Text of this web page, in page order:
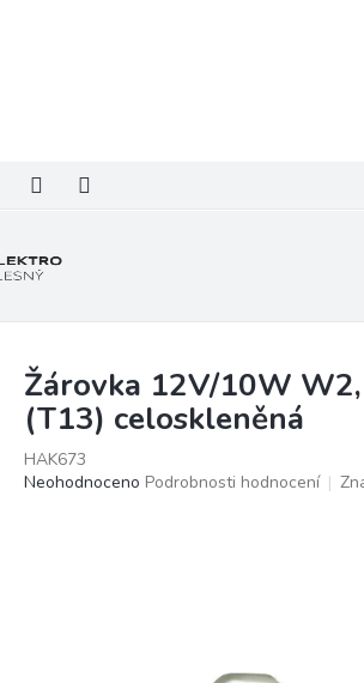
Žárovka 12V/10W
(T13) celoskleněná
HAK673
Průměrné
Neohodnoceno Podrobnosti hodnocení